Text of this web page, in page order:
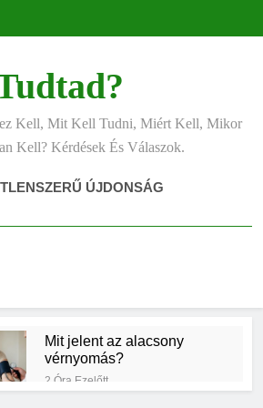
Kell, Mit Kell Tudni, Miért Kell, Mikor
Kell? Kérdések És Válaszok.
ÚJDONSÁG
Mit jelent az alacsony
vérnyomás?
2 Óra Ezelőtt